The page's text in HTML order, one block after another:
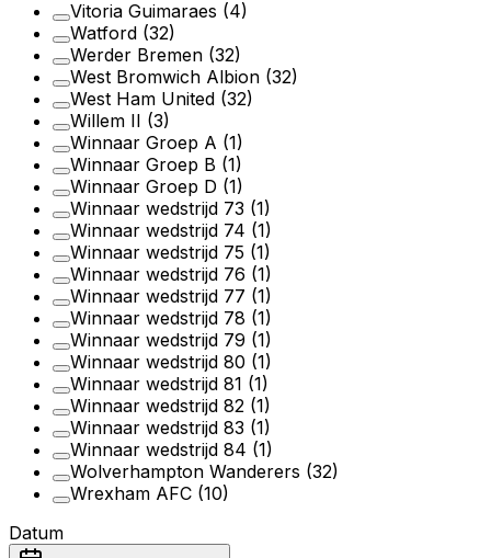
Vitoria Guimaraes (4)
Watford (32)
Werder Bremen (32)
West Bromwich Albion (32)
West Ham United (32)
Willem II (3)
Winnaar Groep A (1)
Winnaar Groep B (1)
Winnaar Groep D (1)
Winnaar wedstrijd 73 (1)
Winnaar wedstrijd 74 (1)
Winnaar wedstrijd 75 (1)
Winnaar wedstrijd 76 (1)
Winnaar wedstrijd 77 (1)
Winnaar wedstrijd 78 (1)
Winnaar wedstrijd 79 (1)
Winnaar wedstrijd 80 (1)
Winnaar wedstrijd 81 (1)
Winnaar wedstrijd 82 (1)
Winnaar wedstrijd 83 (1)
Winnaar wedstrijd 84 (1)
Wolverhampton Wanderers (32)
Wrexham AFC (10)
Datum